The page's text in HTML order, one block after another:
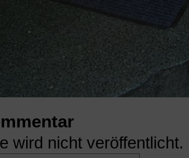
wird nicht veröffentlicht.